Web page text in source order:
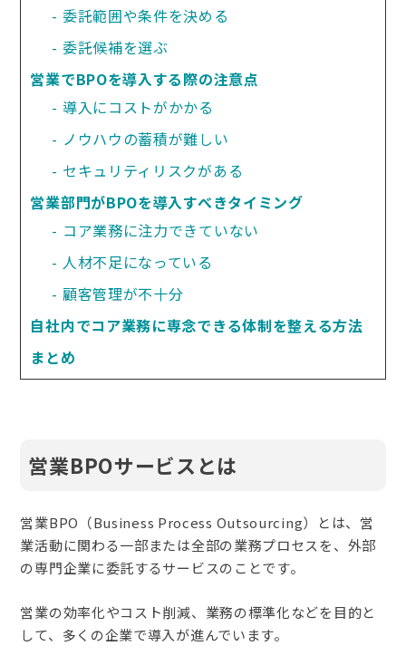
委託範囲や条件を決める
委託候補を選ぶ
営業でBPOを導入する際の注意点
導入にコストがかかる
ノウハウの蓄積が難しい
セキュリティリスクがある
営業部門がBPOを導入すべきタイミング
コア業務に注力できていない
人材不足になっている
顧客管理が不十分
自社内でコア業務に専念できる体制を整える方法
まとめ
営業BPOサービスとは
営業BPO（Business Process Outsourcing）とは、営
業活動に関わる一部または全部の業務プロセスを、外部
の専門企業に委託するサービスのことです。
営業の効率化やコスト削減、業務の標準化などを目的と
して、多くの企業で導入が進んでいます。